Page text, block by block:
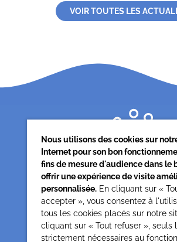
VOIR TOUTES LES
Siège associatif
62 rue de la glacière
Nous utilisons des cookies sur
Internet pour son bon
fins de mesure d'audience dans le
offrir une expérience de visite
personnalisée. En cliquant sur «
accepter », vous consentez à
tous les cookies placés sur notre
cliquant sur « Tout refuser », seuls
strictement nécessaires au